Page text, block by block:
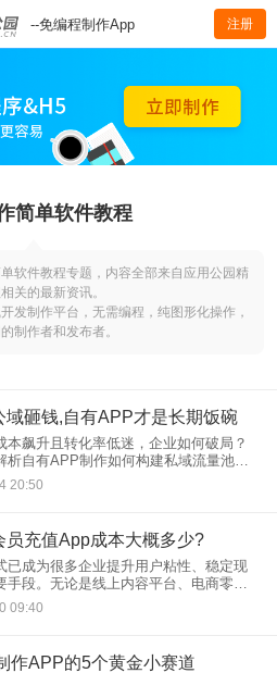
--免编程制作App 注册
简单软件教程
软件教程专题，内容全部来自应用公园精
关的最新资讯。
发制作平台，无需编程，纯图形化操作，
制作者和发布者。
域砸钱,自有APP才是长期饭碗
本飙升且转化率低迷，企业如何破局？
析自有APP制作如何构建私域流量池，
复购、数据自主权、场景融合等优势，
20:50
员充值App成本大概多少?
已成为很多企业提升用户粘性、稳定现
手段。无论是线上内容平台、电商零
下的健身、美容行业，拥有一款专属的
，正在成为连接用户与服务的关键入
09:40
作APP的5个黄金小赛道